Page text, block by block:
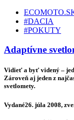
#DACIA
#POKUTY
Adaptívne
Vidieť a byť videný –
Zároveň aj jeden z
svetlomety.
Vydané26. júla 2008,